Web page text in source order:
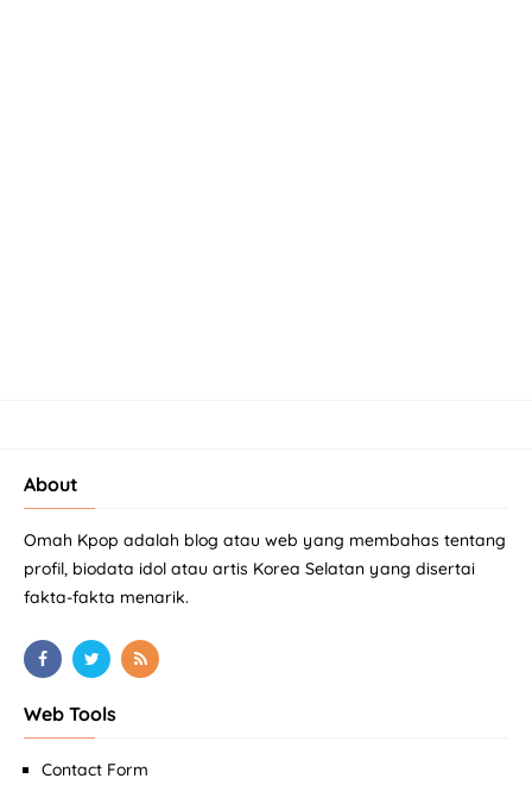
About
Omah Kpop adalah blog atau web yang membahas tentang
profil, biodata idol atau artis Korea Selatan yang disertai
fakta-fakta menarik.
Web Tools
Contact Form